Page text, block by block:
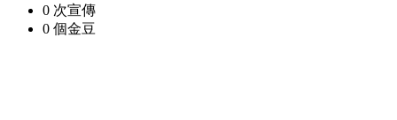
0 次宣傳
0 個金豆